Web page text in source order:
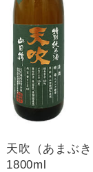
天吹（あま
1800ml